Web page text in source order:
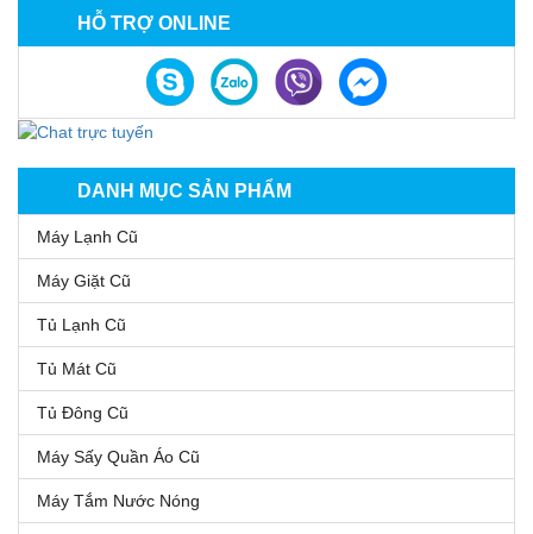
HỖ TRỢ ONLINE
DANH MỤC SẢN PHẨM
Máy Lạnh Cũ
Máy Giặt Cũ
Tủ Lạnh Cũ
Tủ Mát Cũ
Tủ Đông Cũ
Máy Sấy Quần Áo Cũ
Máy Tắm Nước Nóng